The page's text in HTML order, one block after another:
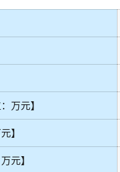
万元】
】
元】